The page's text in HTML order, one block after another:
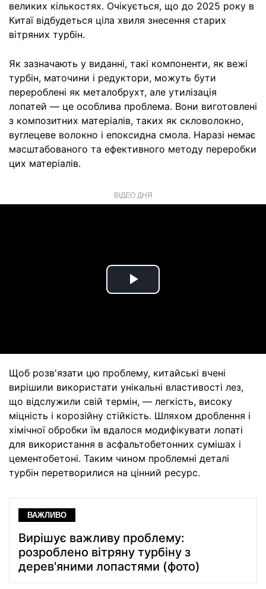
великих кількостях. Очікується, що до 2025 року в
Китаї відбудеться ціла хвиля знесення старих
вітряних турбін.
Як зазначають у виданні, такі компоненти, як вежі
турбін, маточини і редуктори, можуть бути
перероблені як металобрухт, але утилізація
лопатей — це особлива проблема. Вони виготовлені
з композитних матеріалів, таких як скловолокно,
вуглецеве волокно і епоксидна смола. Наразі немає
масштабованого та ефективного методу переробки
цих матеріалів.
ВІДЕО ДНЯ
Play
Щоб розв'язати цю проблему, китайські вчені
вирішили використати унікальні властивості лез,
що відслужили свій термін, — легкість, високу
міцність і корозійну стійкість. Шляхом дроблення і
хімічної обробки їм вдалося модифікувати лопаті
для використання в асфальтобетонних сумішах і
цементобетоні. Таким чином проблемні деталі
турбін перетворилися на цінний ресурс.
ВАЖЛИВО
Вирішує важливу проблему:
розроблено вітряну турбіну з
дерев'яними лопастями (фото)